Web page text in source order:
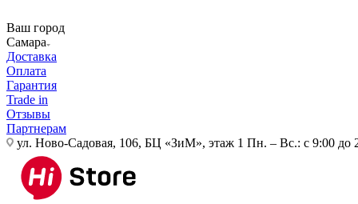
Ваш город
Самара
Доставка
Оплата
Гарантия
Trade in
Отзывы
Партнерам
ул. Ново-Садовая, 106, БЦ «ЗиМ», этаж 1 Пн. – Вс.: с 9:00 до